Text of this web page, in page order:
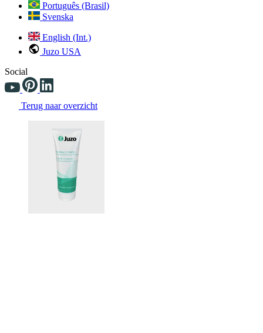
Português (Brasil)
Svenska
English (Int.)
Juzo USA
Social
Terug naar overzicht